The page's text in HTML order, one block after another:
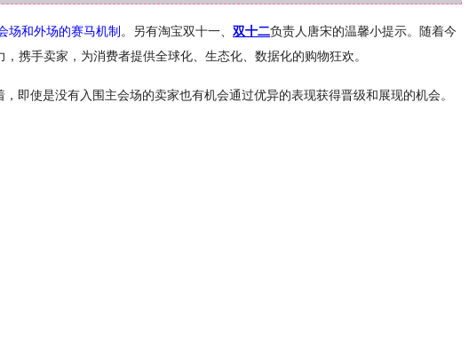
场和外场的赛马机制。另有淘宝双十一、 双十二负责人唐宋的温馨小提示。随着今
携手卖家，为消费者提供全球化、生态化、数据化的购物狂欢。
即使是没有入围主会场的卖家也有机会通过优异的表现获得晋级和展现的机会。